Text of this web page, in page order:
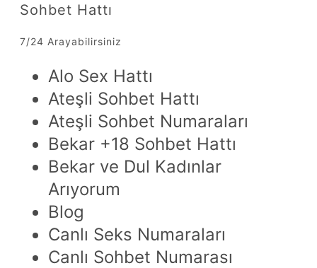
Sohbet Hattı
7/24 Arayabilirsiniz
Alo Sex Hattı
Ateşli Sohbet Hattı
Ateşli Sohbet Numaraları
Bekar +18 Sohbet Hattı
Bekar ve Dul Kadınlar
Arıyorum
Blog
Canlı Seks Numaraları
Canlı Sohbet Numarası